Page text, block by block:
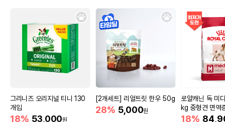
그리니즈 오리지널 티니 130
개입
18% 53,000원
[2개세트] 리얼트릿 한우 50g
28% 5,000원
로얄캐닌 독 미
kg 중형견 면역
18%